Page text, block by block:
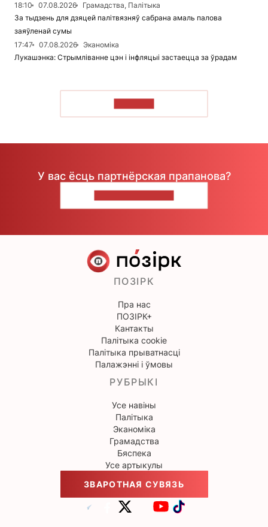
18:10
07.08.2026
Грамадства, Палітыка
За тыдзень для дзяцей палітвязняў сабрана амаль палова
заяўленай сумы
17:47
07.08.2026
Эканоміка
Лукашэнка: Стрымліванне цэн і інфляцыі застаецца за ўрадам
У вас ёсць партнёрская прапанова?
ПОЗІРК
Пра нас
ПОЗІРК+
Кантакты
Палітыка cookie
Палітыка прыватнасці
Палажэнні і ўмовы
РУБРЫКІ
Усе навіны
Палітыка
Эканоміка
Грамадства
Бяспека
Усе артыкулы
ЗВАРОТНАЯ СУВЯЗЬ